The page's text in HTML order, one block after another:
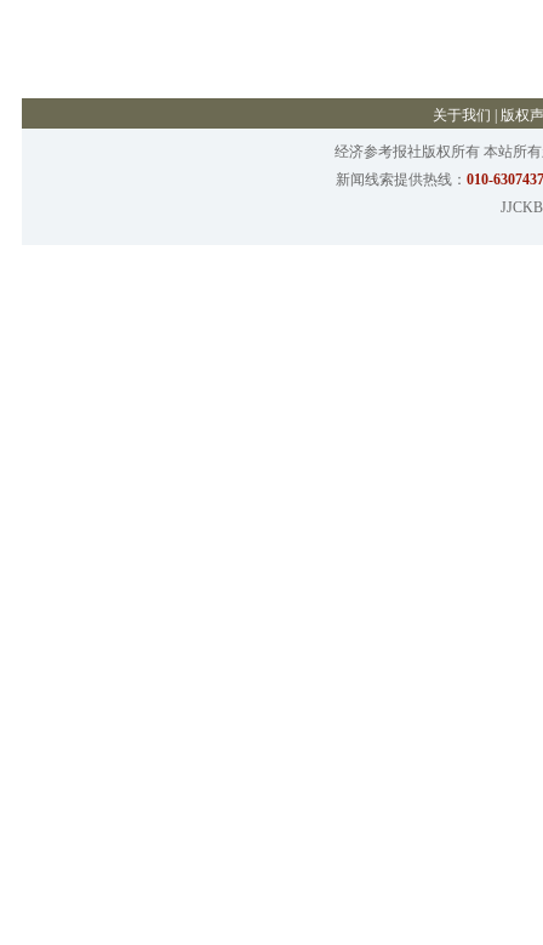
关于我们 版权
经济参考报社版权所有 本站所
新闻线索提供热线： 010-